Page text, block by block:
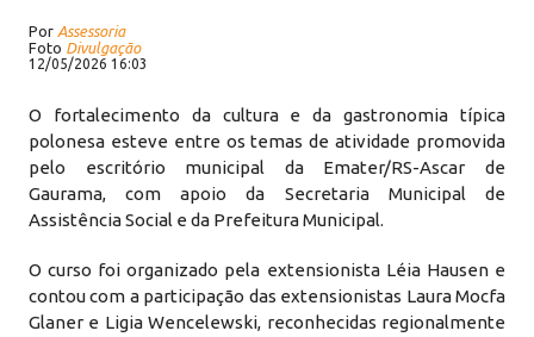
Por Assessoria
Foto Divulgação
12/05/2026 16:03
O fortalecimento da cultura e da gastronomia típica
polonesa esteve entre os temas de atividade promovida
pelo escritório municipal da Emater/RS-Ascar de
Gaurama, com apoio da Secretaria Municipal de
Assistência Social e da Prefeitura Municipal.
O curso foi organizado pela extensionista Léia Hausen e
contou com a participação das extensionistas Laura Mocfa
Glaner e Ligia Wencelewski, reconhecidas regionalmente